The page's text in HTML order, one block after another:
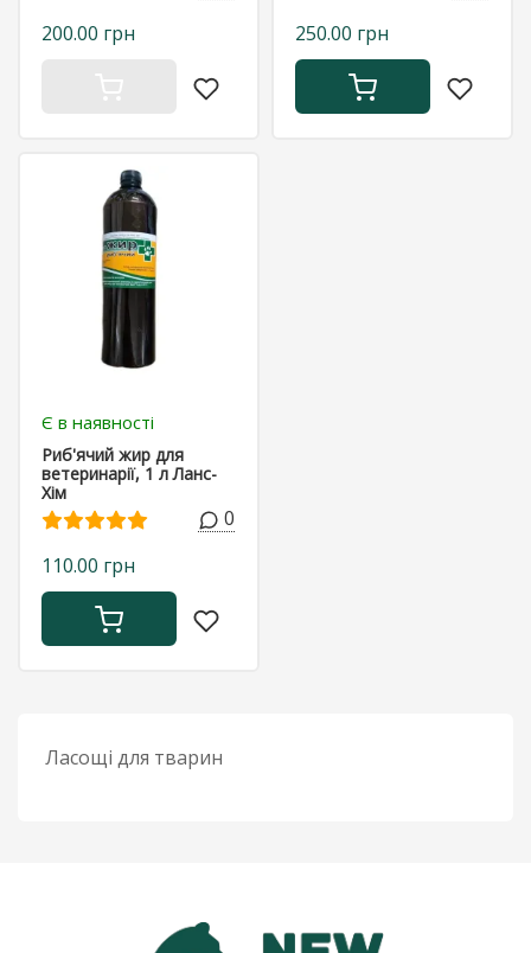
200.00 грн
250.00 грн
Є в наявності
Риб'ячий жир для
ветеринарії, 1 л Ланс-
Хім
0
110.00 грн
Ласощі для тварин